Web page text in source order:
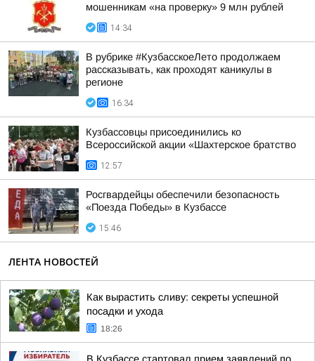
мошенникам «на проверку» 9 млн рублей
14:34
В рубрике #КузбасскоеЛето продолжаем
рассказывать, как проходят каникулы в
регионе
16:34
Кузбассовцы присоединились ко
Всероссийской акции «Шахтерское братство
12:57
Росгвардейцы обеспечили безопасность
«Поезда Победы» в Кузбассе
15:46
ЛЕНТА НОВОСТЕЙ
Как вырастить сливу: секреты успешной
посадки и ухода
18:26